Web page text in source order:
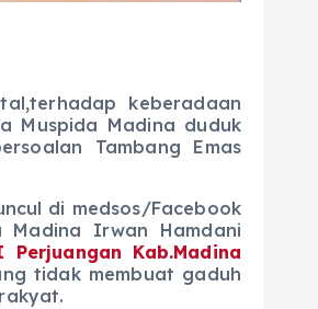
keberadaan
Muspida Madina duduk
Tambang Emas
di medsos/Facebook
Madina Irwan Hamdani
Perjuangan Kab.Madina
tidak membuat gaduh